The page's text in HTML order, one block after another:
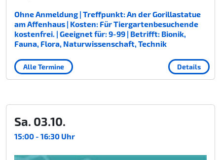
Ohne Anmeldung | Treffpunkt: An der Gorillastatue
am Affenhaus | Kosten: Für Tiergartenbesuchende
kostenfrei. | Geeignet für: 9-99 | Betrifft: Bionik,
Fauna, Flora, Naturwissenschaft, Technik
Details
Alle Termine
Sa. 03.10.
15:00 - 16:30 Uhr